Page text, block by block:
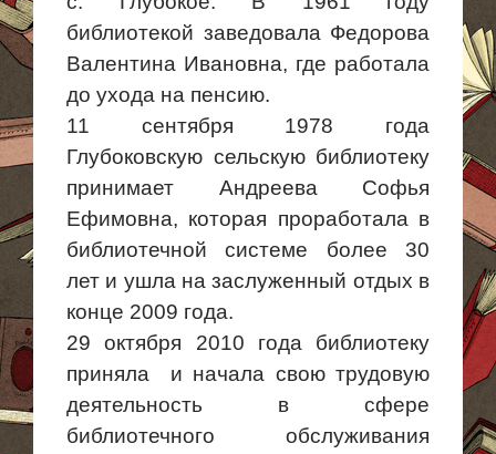
библиотекой заведовала Федорова
Валентина Ивановна, где работала
до ухода на пенсию.
11 сентября 1978 года
Глубоковскую сельскую библиотеку
принимает Андреева Софья
Ефимовна, которая проработала в
библиотечной системе более 30
лет и ушла на заслуженный отдых в
конце 2009 года.
29 октября 2010 года библиотеку
приняла и начала свою трудовую
деятельность в сфере
библиотечного обслуживания